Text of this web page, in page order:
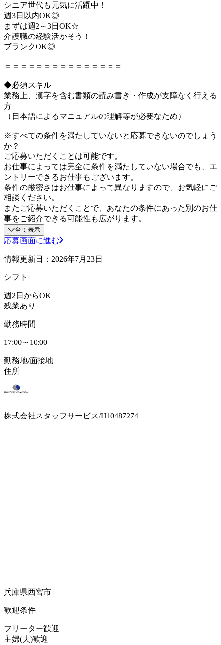
シニア世代も元気に活躍中！
週3日以内OK◎
まずは週2～3日OK☆
介護職の経験活かそう！
ブランクOK◎
＝＝＝＝＝＝＝＝＝＝＝＝＝＝＝
◆必須スキル
業務上、漢字を含む書類の読み書き・作成が支障なく行える
方
（日本語によるマニュアルの理解等が必要なため）
※すべての条件を満たしていないと応募できないのでしょう
か？
ご応募いただくことは可能です。
お仕事によっては完全に条件を満たしていない場合でも、エ
ントリーできるお仕事もございます。
条件の厳密さはお仕事によって異なりますので、お気軽にご
相談ください。
またご応募いただくことで、あなたの条件にあった別のお仕
事をご紹介できる可能性も広がります。
全て表示
応募画面に進む
情報更新日：2026年7月23日
シフト
週2日からOK
残業あり
勤務時間
17:00～10:00
勤務地/面接地
住所
株式会社スタッフサービス/H10487274
兵庫県西宮市
歓迎条件
フリーター歓迎
主婦(夫)歓迎